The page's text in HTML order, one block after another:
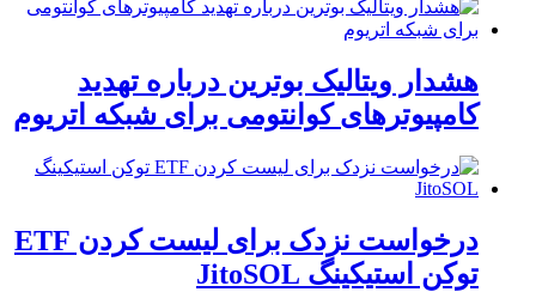
هشدار ویتالیک بوترین درباره تهدید
کامپیوترهای کوانتومی برای شبکه اتریوم
درخواست نزدک برای لیست کردن ETF
توکن استیکینگ JitoSOL